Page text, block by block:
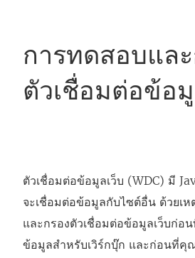
การทดสอบแล
ตัวเชื่อมต่อข้อมู
ตัวเชื่อมต่อข้อมูลเว็บ (WDC) มี
จะเชื่อมต่อข้อมูลกับไซต์อื่น ด้วยเ
และกรองตัวเชื่อมต่อข้อมูลเว็บก่อ
ข้อมูลสำหรับเวิร์กบุ๊ก และก่อนที่คุ